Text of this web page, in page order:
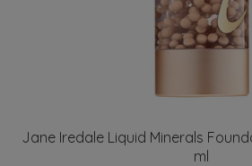
Jane Iredale Liquid Minerals
ml